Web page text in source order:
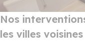
Nos
les villes voisines